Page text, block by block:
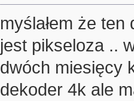
myślałem że
jest pikseloza ..
dwóch miesięcy
dekoder 4k ale